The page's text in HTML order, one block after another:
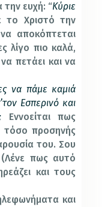
την ευχή: “Κύριε
το Χριστό την
αποκόπτεται
λίγο πιο καλά,
πετάει και να
να πάμε καμιά
Εσπερινό και
Εννοείται πως
προσηνής
του. Σου
πως αυτό
και τους
και